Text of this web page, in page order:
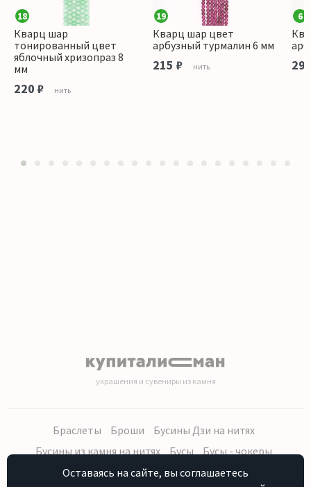
18
Кварц шар
тонированный цвет
яблочный хризопраз 8
мм
220 ₽ нить
19
Кварц шар цвет
арбузный турмалин 6 мм
215 ₽ нить
6
украшения и сувениры из камня
Браслеты Броши
Бусины Дзи на нитях
Бусины из камня на нитях
Бусы
Бусы - чокеры
Кольца, серьги
Кулоны
Наборы (бусы, браслет, серьги)
Оставаясь на сайте, вы соглашаетесь